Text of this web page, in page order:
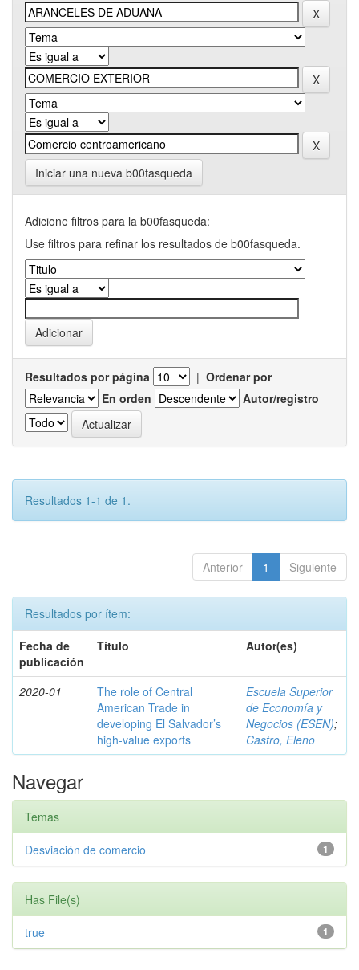
Iniciar una nueva b00fasqueda
Adicione filtros para la b00fasqueda:
Use filtros para refinar los resultados de b00fasqueda.
Resultados por página | Ordenar por
En orden
Autor/registro
Resultados 1-1 de 1.
Anterior 1 Siguiente
Resultados por ítem:
Fecha de
publicación
Título Autor(es)
2020-01
The role of Central
American Trade in
developing El Salvador’s
high-value exports
Escuela Superior
de Economía y
Negocios (ESEN);
Castro, Eleno
Navegar
Temas
1
Desviación de comercio
Has File(s)
1
true